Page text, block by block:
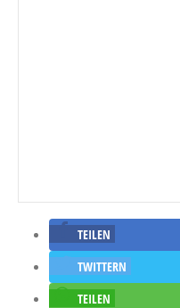
TEILEN
TWITTERN
TEILEN